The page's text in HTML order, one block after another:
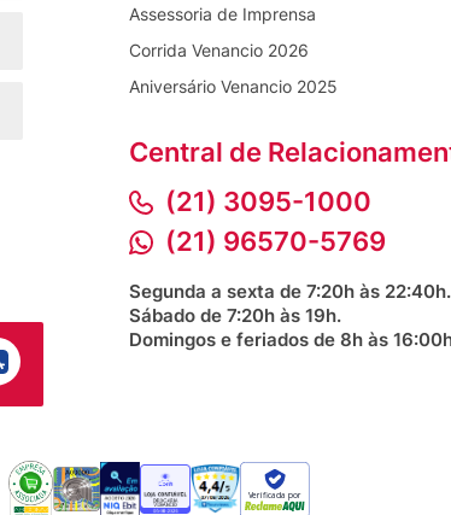
Assessoria de Imprensa
Corrida Venancio 2026
Aniversário Venancio 2025
Central de
(21) 3095-1000
(21) 96570-5769
Segunda a sexta de 7:20h às 22:40h.
Sábado de 7:20h às 19h.
Domingos e feriados de 8h às
Verificada por